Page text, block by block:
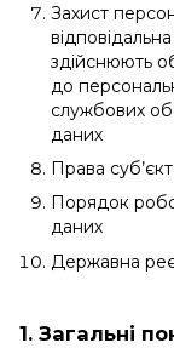
Захист
здійснюють
до
службових
даних
Права
Порядок
даних
Державна
1. Загальні